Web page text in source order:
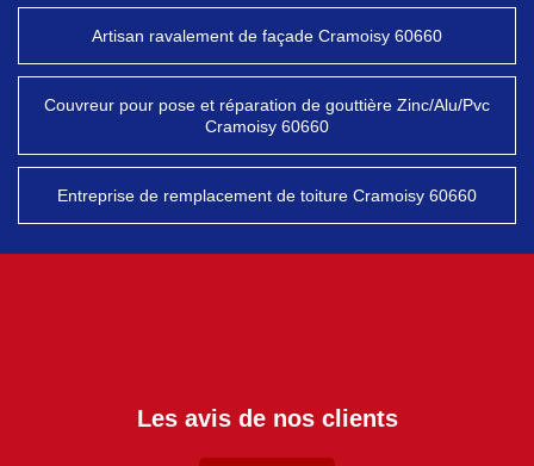
Artisan ravalement de façade Cramoisy 60660
Couvreur pour pose et réparation de gouttière Zinc/Alu/Pvc
Cramoisy 60660
Entreprise de remplacement de toiture Cramoisy 60660
Les avis de nos clients